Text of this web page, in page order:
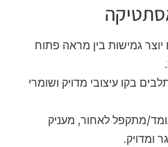
יוצר גמישות בין מראה פתוח
בקו עיצובי מדויק ושומרי
עומד/מתקפל לאחור, מעניק
ומדויק.